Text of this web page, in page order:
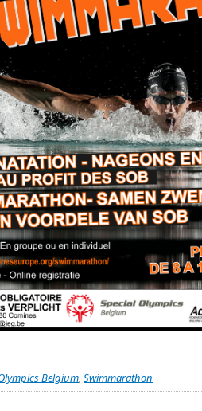
Belgium, Swimmarathon